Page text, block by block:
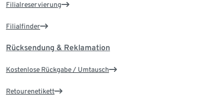
Filialreservierung
Filialfinder
Rücksendung & Reklamation
Kostenlose Rückgabe / Umtausch
Retourenetikett